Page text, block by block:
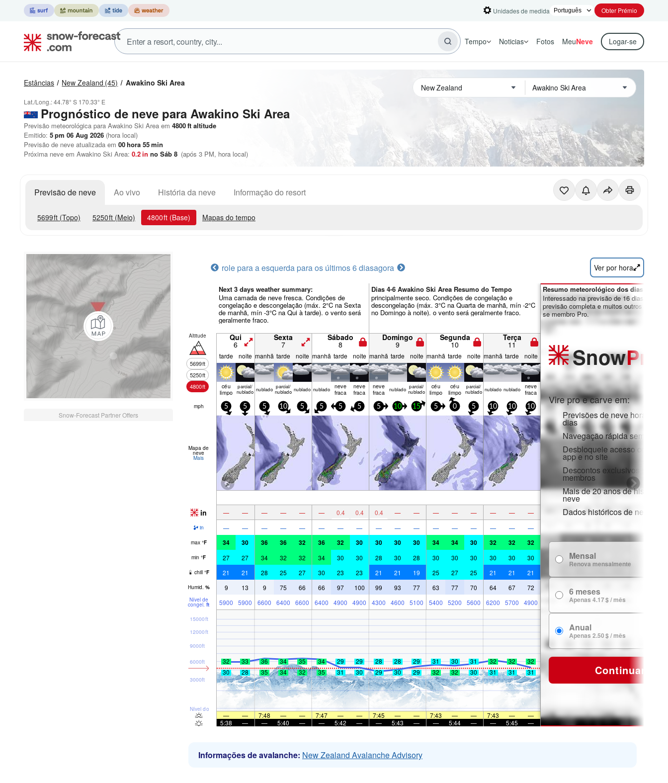
Unidades de medida Obter Prémio
Tempo Noticias Fotos MeuNeve Logar-se
Estâncias New Zealand (45) Awakino Ski Area
Lat./Long.:44.78° S 170.33° E
Prognóstico de neve para Awakino Ski Area
Previsão meteorológica para Awakino Ski Area em 4800ft altitude
Emitido: 5 pm 06 Aug 2026 (hora local)
Previsão de neve atualizada em 00hora 55min
Próxima neve em Awakino Ski Area: 0.2in no Sáb 8 (após 3 PM, hora local)
Previsão de neve Ao vivo História da neve Informação do resort
5699ft (Topo) 5250ft (Meio) 4800ft (Base) Mapas do tempo
Snow-Forecast Partner Offers
role para a esquerda para os últimos 6 diasagora Ver por hora
Next 3 days weather summary:
Uma camada de neve fresca. Condições de
congelação e descongelação (máx. 2°C na Sexta
de manhã, mín -3°C na Qui à tarde). o vento será
geralmente fraco.
Dias 4-6 Awakino Ski Area Resumo do Tempo
principalmente seco. Condições de congelação e
descongelação (máx. 3°C na Quarta de manhã, mín -2°C
no Domingo à noite). o vento será geralmente fraco.
Altitude
5699ft
5250ft
4800ft
Qui
6
Sexta
7
Sábado
8
Domingo
9
Segunda
10
Terça
11
tarde noite manhã tarde noite manhã tarde noite manhã tarde noite manhã tarde noite manhã tarde noite
céu
limpo
parcial/
nublado nubl­ado parcial/
nublado nubl­ado nubl­ado neve
fraca
neve
fraca
neve
fraca nubl­ado parcial/
nublado
céu
limpo
céu
limpo
parcial/
nublado nubl­ado nubl­ado neve
fraca
mph 5 5 5 10 5 5 5 5 5 10 15 5 0 5 10 10 10
Mapa de
neve
Mais
in — — — — — — 0.4 0.4 0.4 — — — — — — — —
in — — — — — — — — — — — — — — — — —
max °F 34 30 36 36 32 36 32 30 30 30 30 34 34 30 32 32 32
min °F 27 27 34 32 32 34 30 30 28 30 28 30 30 30 30 30 30
chill °F 21 21 28 25 27 30 23 23 21 21 19 25 27 25 21 21 21
Humid. % 9 13 9 75 66 66 97 100 99 93 77 63 77 70 64 67 72
Nível de
congel. ft 5900 5900 6600 6400 6600 6400 4900 4900 4300 4600 5100 5400 5200 5600 6200 5700 4900
Nível do mar
3000ft
6000ft
9000ft
12000ft
15000ft
32 33 36 34 35 34 29 29 28 28 29 31 30 31 32 32
32
30
28 35 34 32 35 31 30 29 30 29 32 32 30 31 31 31
— — 7:48 — — 7:47 — — 7:45 — — 7:43 — — 7:43 —
—
5:38
— — 5:40 — — 5:42 — — 5:43 — — 5:44 — — 5:45 —
Resumo meteorológico dos dias 7-16:
Interessado na previsão de 16 dias?
previsão completa e muitos outros
se membro Pro.
SnowPro
Vire pro e carve em:
Previsões de neve horárias e
dias
Navegação rápida sem
Desbloqueie acesso
app e no site
Descontos exclusivos para
membros
Mais de 20 anos de histórico
neve
Dados históricos de neve
Mensal
Renova mensalmente
6 meses
Apenas 4.17 $ / mês
Anual
Apenas 2.50 $ / mês
Continuar
Informações de avalanche: New Zealand Avalanche Advisory